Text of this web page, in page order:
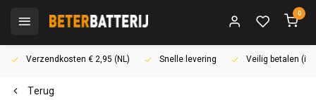
0
Verzendkosten € 2,95 (NL) Snelle levering Veilig betalen
Terug